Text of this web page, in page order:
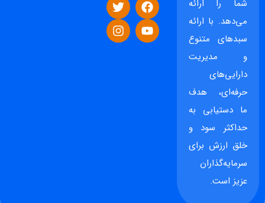
شما را ارائه
می‌دهد. با ارائه
سبدهای متنوع
و مدیریت
دارایی‌های
حرفه‌ای، هدف
ما دستیابی به
حداکثر سود و
خلق ارزش برای
سرمایه‌گذاران
عزیز است.